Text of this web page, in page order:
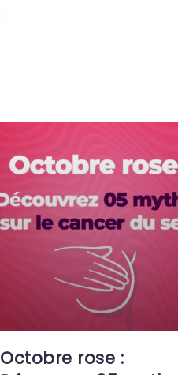
Octobre rose :